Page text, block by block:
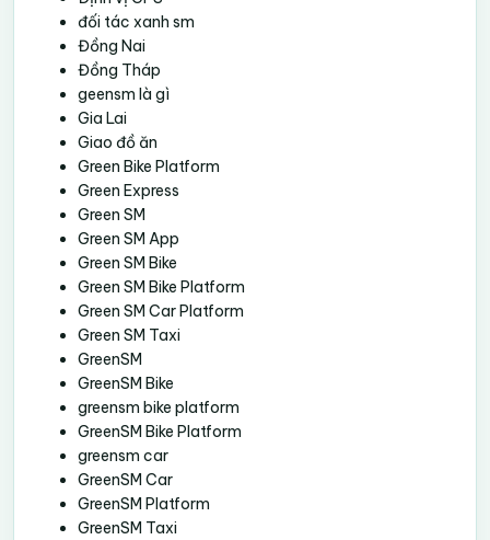
đối tác xanh sm
Đồng Nai
Đồng Tháp
geensm là gì
Gia Lai
Giao đồ ăn
Green Bike Platform
Green Express
Green SM
Green SM App
Green SM Bike
Green SM Bike Platform
Green SM Car Platform
Green SM Taxi
GreenSM
GreenSM Bike
greensm bike platform
GreenSM Bike Platform
greensm car
GreenSM Car
GreenSM Platform
GreenSM Taxi